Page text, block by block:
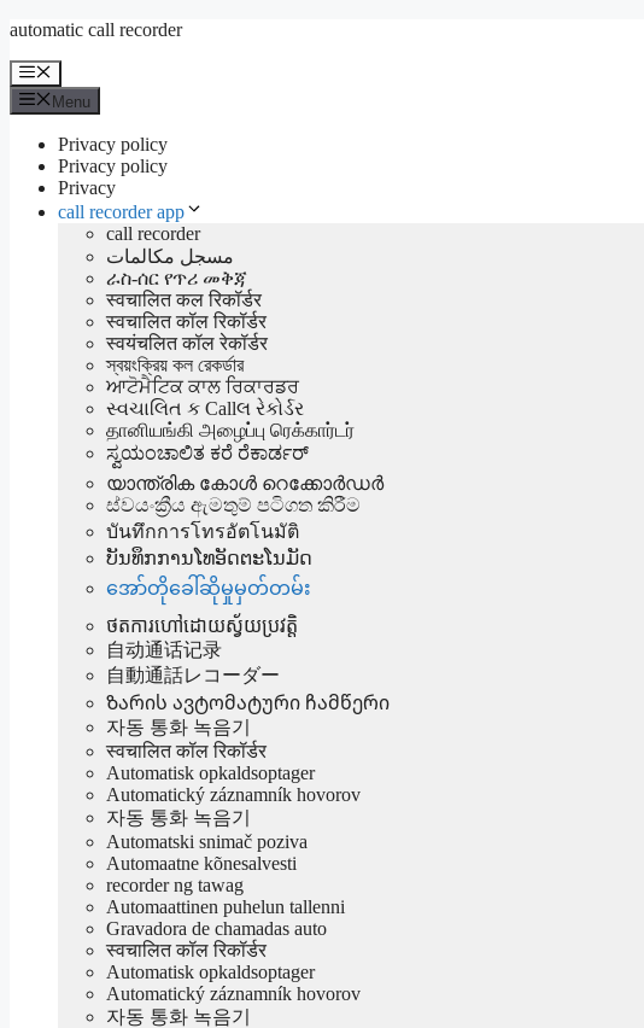
Aller
contenu
automatic call recorder
Menu
Menu
Privacy policy
Privacy policy
Privacy
call recorder app
call recorder
مسجل مكالمات
ራስ-ሰር የጥሪ መቅጃ
स्वचालित कल रिकॉर्डर
स्वचालित कॉल रिकॉर्डर
स्वयंचलित कॉल रेकॉर्डर
স্বয়ংক্রিয় কল রেকর্ডার
ਆਟੋਮੈਟਿਕ ਕਾਲ ਰਿਕਾਰਡਰ
સ્વચાલિત ક Callલ રેકોર્ડર
தானியங்கி அழைப்பு ரெக்கார்டர்
ಸ್ವಯಂಚಾಲಿತ ಕರೆ ರೆಕಾರ್ಡರ್
യാന്ത്രിക കോൾ റെക്കോർഡർ
ස්වයංක්‍රීය ඇමතුම් පටිගත කිරීම
บันทึกการโทรอัตโนมัติ
ບັນທຶກການໂທອັດຕະໂນມັດ
အော်တိုခေါ်ဆိုမှုမှတ်တမ်း
ថតការហៅដោយស្វ័យប្រវត្តិ
自动通话记录
自動通話レコーダー
Ზარის ავტომატური ჩამწერი
자동 통화 녹음기
स्वचालित कॉल रिकॉर्डर
Automatisk opkaldsoptager
Automatický záznamník hovorov
자동 통화 녹음기
Automatski snimač poziva
Automaatne kõnesalvesti
recorder ng tawag
Automaattinen puhelun tallenni
Gravadora de chamadas auto
स्वचालित कॉल रिकॉर्डर
Automatisk opkaldsoptager
Automatický záznamník hovorov
자동 통화 녹음기